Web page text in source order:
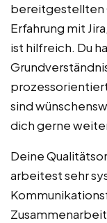
bereitgestellten
Erfahrung mit
ist hilfreich. Du
sind
dich gerne
Deine
arbeitest sehr